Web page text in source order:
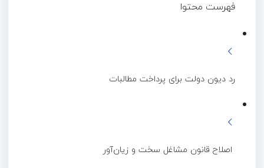
فهرست محتوا
رد دیون دولت برای پرداخت مطالبات
اصلاح قانون مشاغل سخت و زیان‌آور